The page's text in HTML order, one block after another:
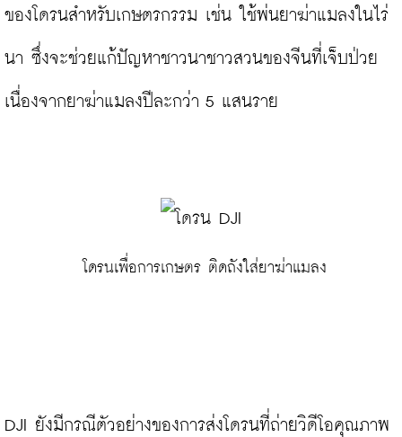
ของโดรนสำหรับเกษตรกรรม เช่น ใช้พ่นยาฆ่าแมลงในไร่
นา ซึ่งจะช่วยแก้ปัญหาชาวนาชาวสวนของจีนที่เจ็บป่วย
เนื่องจากยาฆ่าแมลงปีละกว่า 5 แสนราย
โดรนเพื่อการเกษตร ติดถังใส่ยาฆ่าแมลง
DJI ยังมีกรณีตัวอย่างของการส่งโดรนที่ถ่ายวิดีโอคุณภาพ